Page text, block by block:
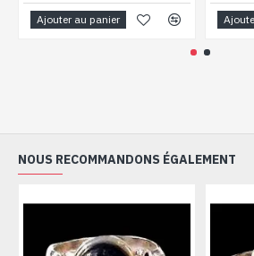
Ajouter au panier
NOUS RECOMMANDONS ÉGALEMENT